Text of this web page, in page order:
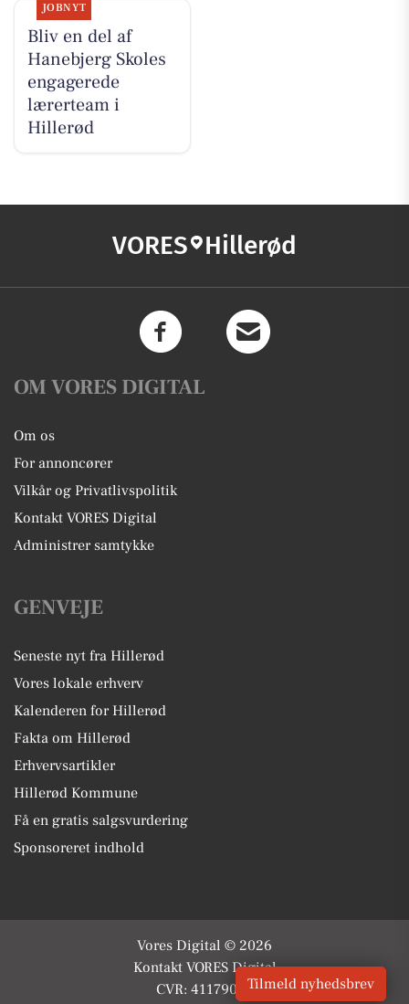
JOBNYT
Bliv en del af
Hanebjerg Skoles
engagerede
lærerteam i
Hillerød
VORES Hillerød
OM VORES DIGITAL
Om os
For annoncører
Vilkår og Privatlivspolitik
Kontakt VORES Digital
Administrer samtykke
GENVEJE
Seneste nyt fra Hillerød
Vores lokale erhverv
Kalenderen for Hillerød
Fakta om Hillerød
Erhvervsartikler
Hillerød Kommune
Få en gratis salgsvurdering
Sponsoreret indhold
Vores Digital © 2026
Kontakt VORES Digital
CVR: 41179082Tilmeld nyhedsbrev